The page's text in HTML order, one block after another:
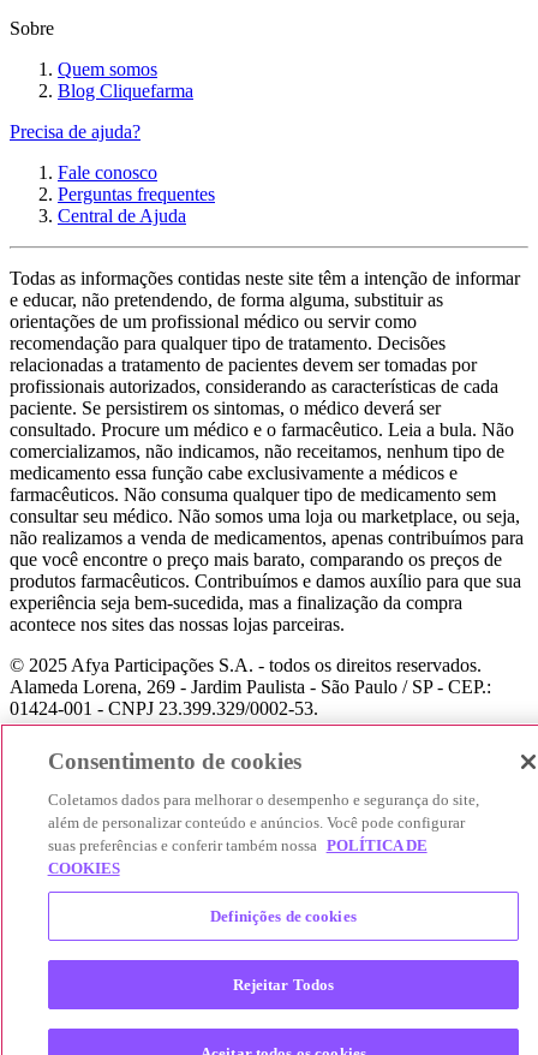
Sobre
Quem somos
Blog Cliquefarma
Precisa de ajuda?
Fale conosco
Perguntas frequentes
Central de Ajuda
Todas as informações contidas neste site têm a intenção de informar
e educar, não pretendendo, de forma alguma, substituir as
orientações de um profissional médico ou servir como
recomendação para qualquer tipo de tratamento. Decisões
relacionadas a tratamento de pacientes devem ser tomadas por
profissionais autorizados, considerando as características de cada
paciente. Se persistirem os sintomas, o médico deverá ser
consultado. Procure um médico e o farmacêutico. Leia a bula. Não
comercializamos, não indicamos, não receitamos, nenhum tipo de
medicamento essa função cabe exclusivamente a médicos e
farmacêuticos. Não consuma qualquer tipo de medicamento sem
consultar seu médico. Não somos uma loja ou marketplace, ou seja,
não realizamos a venda de medicamentos, apenas contribuímos para
que você encontre o preço mais barato, comparando os preços de
produtos farmacêuticos. Contribuímos e damos auxílio para que sua
experiência seja bem-sucedida, mas a finalização da compra
acontece nos sites das nossas lojas parceiras.
© 2025 Afya Participações S.A. - todos os direitos reservados.
Alameda Lorena, 269 - Jardim Paulista - São Paulo / SP - CEP.:
01424-001 - CNPJ 23.399.329/0002-53.
Consentimento de cookies
Coletamos dados para melhorar o desempenho e segurança do site,
além de personalizar conteúdo e anúncios. Você pode configurar
suas preferências e conferir também nossa POLÍTICA DE
COOKIES
Definições de cookies
Rejeitar Todos